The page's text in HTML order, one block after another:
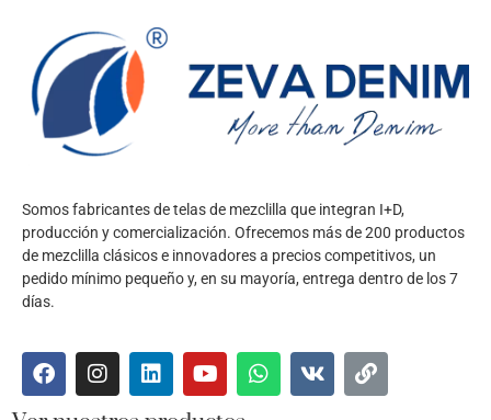
Somos fabricantes de telas de mezclilla que integran I+D,
producción y comercialización. Ofrecemos más de 200 productos
de mezclilla clásicos e innovadores a precios competitivos, un
pedido mínimo pequeño y, en su mayoría, entrega dentro de los 7
días.